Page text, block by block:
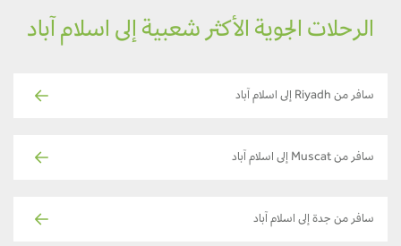
الرحلات الجوية الأكثر شعبية إلى اسلام آباد
سافر من Riyadh إلى اسلام آباد
سافر من Muscat إلى اسلام آباد
سافر من جدة إلى اسلام آباد